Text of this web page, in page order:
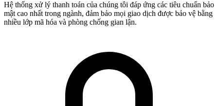
Hệ thống xử lý thanh toán của chúng tôi đáp ứng các tiêu chuẩn bảo
mật cao nhất trong ngành, đảm bảo mọi giao dịch được bảo vệ bằng
nhiều lớp mã hóa và phòng chống gian lận.